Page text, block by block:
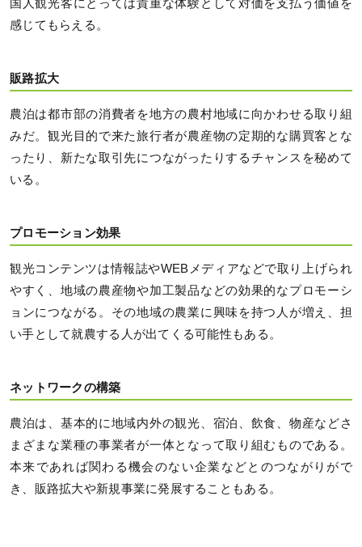
国人観光客にとっては貴重な体験として対価を支払う価値を
感じてもらえる。
販路拡大
農泊は都市部の消費者を地方の農村地域に向かわせる取り組
みだ。観光目的で来た旅行者が農産物の定期的な購買客とな
ったり、新たな取引先につながったりするチャンスを秘めて
いる。
プロモーション効果
観光コンテンツは情報誌やWEBメディアなどで取り上げられ
やすく、地域の農産物や加工製品などの効果的なプロモーシ
ョンにつながる。その地域の農業に興味を持つ人が増え、担
い手として就農する人が出てくる可能性もある。
ネットワークの構築
農泊は、基本的に地域内外の観光、宿泊、飲食、物産などさ
まざまな業種の事業者が一体となって取り組むものである。
本来であれば関わる機会のない企業などとのつながりがで
き、販路拡大や新規事業に発展することもある。